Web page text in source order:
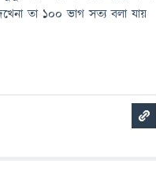
তা ১০০ ভাগ সত্য বলা যায়